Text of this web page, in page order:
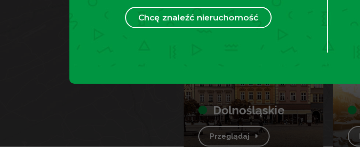
Chcę znaleźć nieruchomość
dolnośląskie
Przeglądaj